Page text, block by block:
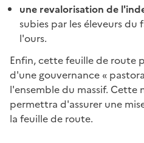
une revalorisation de
subies par les éleveurs
l'ours.
Enfin, cette feuille de route
d'une gouvernance «
l'ensemble du massif. Cette
permettra d'assurer une
la feuille de route.